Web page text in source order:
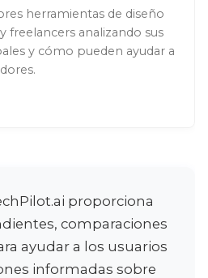
herramientas de diseño
freelancers analizando sus
y cómo pueden ayudar a
proporciona
comparaciones
ayudar a los usuarios
informadas sobre